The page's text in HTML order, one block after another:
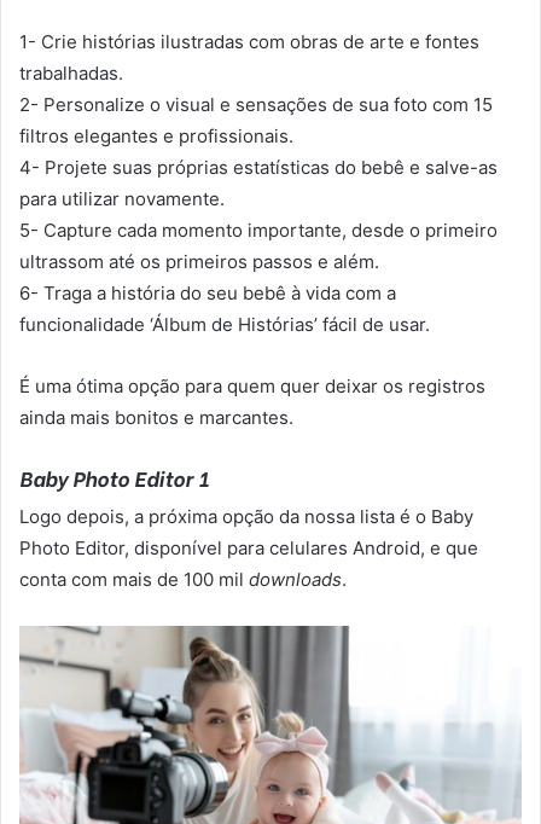
1- Crie histórias ilustradas com obras de arte e fontes
trabalhadas.
2- Personalize o visual e sensações de sua foto com 15
filtros elegantes e profissionais.
4- Projete suas próprias estatísticas do bebê e salve-as
para utilizar novamente.
5- Capture cada momento importante, desde o primeiro
ultrassom até os primeiros passos e além.
6- Traga a história do seu bebê à vida com a
funcionalidade ‘Álbum de Histórias’ fácil de usar.
É uma ótima opção para quem quer deixar os registros
ainda mais bonitos e marcantes.
Baby Photo Editor 1
Logo depois, a próxima opção da nossa lista é o Baby
Photo Editor, disponível para celulares Android, e que
conta com mais de 100 mil downloads.